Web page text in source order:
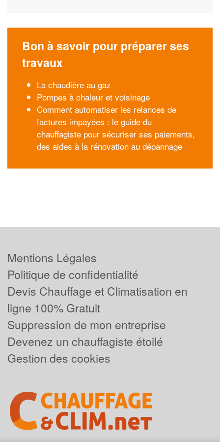
Bon à savoir pour préparer ses
travaux
La chaudière au gaz
Pompes à chaleur et voisinage
Comment automatiser les relances de
factures impayées : le guide du
chauffagiste pour sécuriser ses paiements,
des aides à la rénovation au dépannage
Mentions Légales
Politique de confidentialité
Devis Chauffage et Climatisation en
ligne 100% Gratuit
Suppression de mon entreprise
Devenez un chauffagiste étoilé
Gestion des cookies